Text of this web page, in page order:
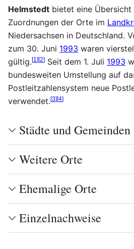
Helmstedt bietet eine
Zuordnungen der Orte im
Niedersachsen in Deutschland.
zum 30. Juni 1993 waren
gültig.[1 ][2] Seit dem 1. Juli 1993
bundesweiten Umstellung auf
Postleitzahlensystem neue
verwendet.[3][4]
Städte und Gemeinden
Weitere Orte
Ehemalige Orte
Einzelnachweise